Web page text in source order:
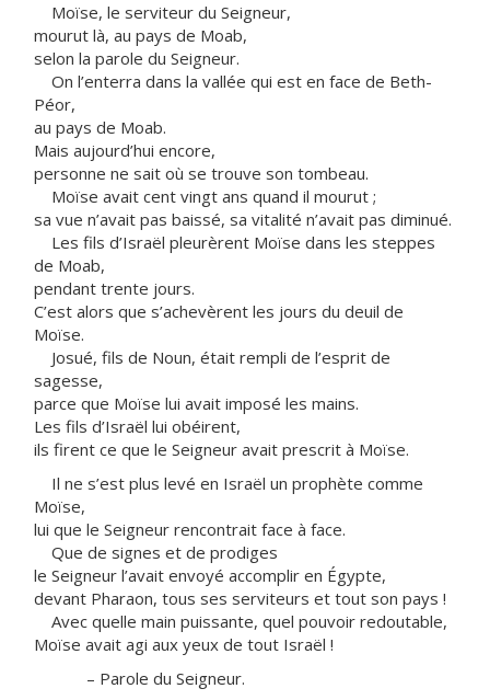
Moïse, le serviteur du Seigneur,
mourut là, au pays de Moab,
selon la parole du Seigneur.
On l’enterra dans la vallée qui est en face de Beth-
Péor,
au pays de Moab.
Mais aujourd’hui encore,
personne ne sait où se trouve son tombeau.
Moïse avait cent vingt ans quand il mourut ;
sa vue n’avait pas baissé, sa vitalité n’avait pas diminué.
Les fils d’Israël pleurèrent Moïse dans les steppes
de Moab,
pendant trente jours.
C’est alors que s’achevèrent les jours du deuil de
Moïse.
Josué, fils de Noun, était rempli de l’esprit de
sagesse,
parce que Moïse lui avait imposé les mains.
Les fils d’Israël lui obéirent,
ils firent ce que le Seigneur avait prescrit à Moïse.
Il ne s’est plus levé en Israël un prophète comme
Moïse,
lui que le Seigneur rencontrait face à face.
Que de signes et de prodiges
le Seigneur l’avait envoyé accomplir en Égypte,
devant Pharaon, tous ses serviteurs et tout son pays !
Avec quelle main puissante, quel pouvoir redoutable,
Moïse avait agi aux yeux de tout Israël !
– Parole du Seigneur.